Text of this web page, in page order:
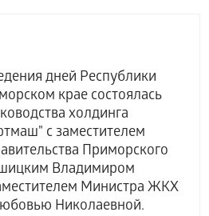
дней Республики
крае состоялась
холдинга
с заместителем
Приморского
Владимиром
Министра ЖКХ
Николаевной.